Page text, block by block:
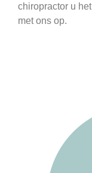
chiropractor u
met ons op.